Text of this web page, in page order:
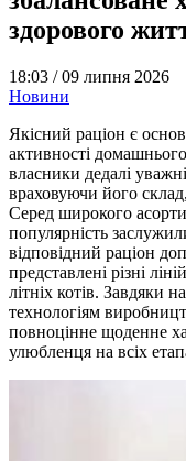
здорового
18:03 /09 липня 2026
Новини
Якісний раціон є
активності
власники дедалі
враховуючи його
Серед широкого
популярність
відповідний раціон
представлені різні
літніх котів. Завдяки
технологіям
повноцінне щоденне
улюбленця на всіх